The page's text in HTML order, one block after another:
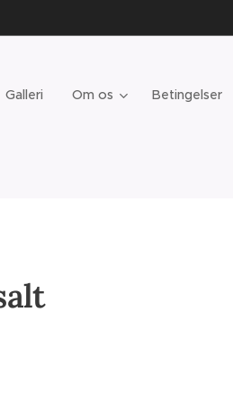
Galleri Om os Betingelser